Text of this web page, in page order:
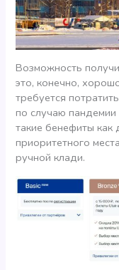
Возможность
это, конечно,
требуется
по случаю
такие бенефиты
приоритетного
ручной клади.